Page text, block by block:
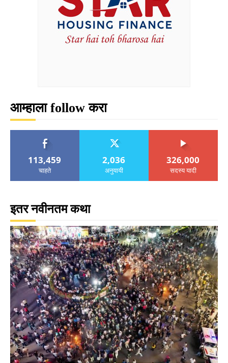
आम्हाला follow करा
113,459
चाहते
2,036
अनुयायी
326,000
सदस्य यादी
इतर नवीनतम कथा